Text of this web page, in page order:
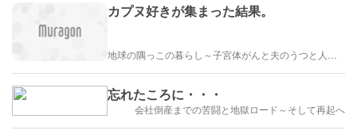
カプヌ好きが集まった結果。
忘れたころに・・・
会社倒産までの苦闘と地獄ロード～そして再起へ